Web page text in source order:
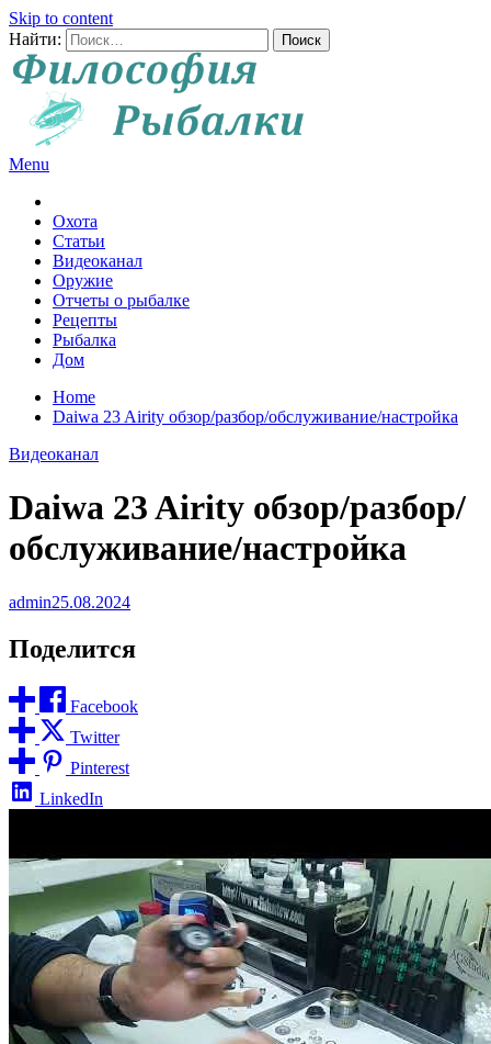
Skip to content
Найти:
Menu
Охота
Статьи
Видеоканал
Оружие
Отчеты о рыбалке
Рецепты
Рыбалка
Дом
Home
Daiwa 23 Airity обзор/разбор/обслуживание/настройка
Видеоканал
Daiwa 23 Airity обзор/разбор/
обслуживание/настройка
admin25.08.2024
Поделится
Facebook
Twitter
Pinterest
LinkedIn